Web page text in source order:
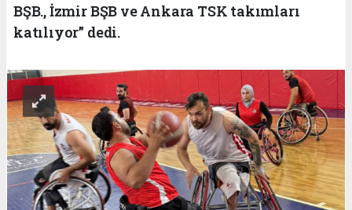
BŞB., İzmir BŞB ve Ankara TSK takımları
katılıyor” dedi.